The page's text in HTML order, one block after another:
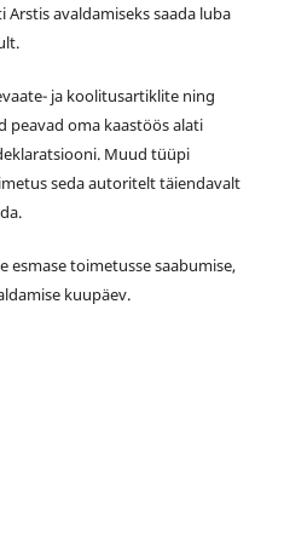
Arstis avaldamiseks saada luba
ja koolitusartiklite ning
oma kaastöös alati
Muud tüüpi
seda autoritelt täiendavalt
esmase toimetusse saabumise,
kuupäev.